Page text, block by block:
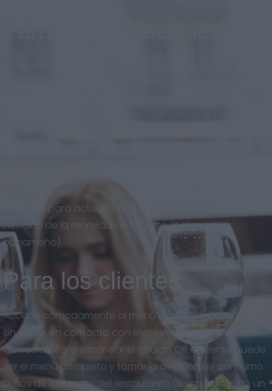
Facilidad para actualizar cartas, productos y precios.
Elección de la moneda de la carta (balboa
panameño).
Para los clientes
Accede cómodamente al menú digital desde su celular
sin entrar en contacto con elementos del restaurante.
Con solamente escanear el código QR el cliente puede
ver el menú completo y tomar la decisión de consumo.
Datos de contacto del restaurante (llama pulsando un